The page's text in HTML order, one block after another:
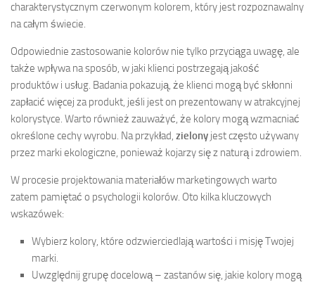
charakterystycznym czerwonym kolorem, który jest rozpoznawalny
na całym świecie.
Odpowiednie zastosowanie kolorów nie tylko przyciąga uwagę, ale
także wpływa na sposób, w jaki klienci postrzegają jakość
produktów i usług. Badania pokazują, że klienci mogą być skłonni
zapłacić więcej za produkt, jeśli jest on prezentowany w atrakcyjnej
kolorystyce. Warto również zauważyć, że kolory mogą wzmacniać
określone cechy wyrobu. Na przykład, zielony jest często używany
przez marki ekologiczne, ponieważ kojarzy się z naturą i zdrowiem.
W procesie projektowania materiałów marketingowych warto
zatem pamiętać o psychologii kolorów. Oto kilka kluczowych
wskazówek:
Wybierz kolory, które odzwierciedlają wartości i misję Twojej
marki.
Uwzględnij grupę docelową – zastanów się, jakie kolory mogą